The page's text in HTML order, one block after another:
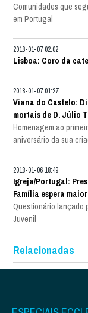
Comunidades que
em Portugal
2018-01-07 02:02
Lisboa: Coro da
2018-01-07 01:27
Viana do Castelo:
mortais de D. Júlio
Homenagem ao
aniversário da sua
2018-01-06 18:49
Igreja/Portugal:
Família espera
Questionário lançado
Juvenil
Relacionadas